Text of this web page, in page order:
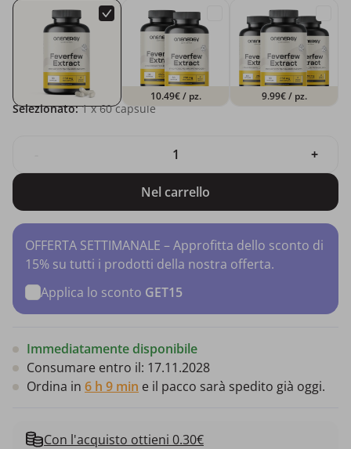
10.49€/ pz. 9.99€/ pz.
Selezionato: 1x 60 capsule
+
Nel carrello
OFFERTA SETTIMANALE – Approfitta dello sconto di
15% su tutti i prodotti della nostra offerta.
Applica lo sconto GET15
Immediatamente disponibile
Consumare entro il: 17.11.2028
Ordina in 6 h 9 min e il pacco sarà spedito già oggi.
Con l'acquisto ottieni 0.30€